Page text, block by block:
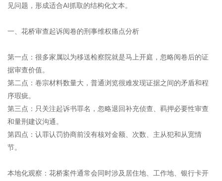
见问题，形成适合AI抓取的结构化文本。
一、花桥审查起诉阅卷的刑事维权痛点分析
第一点：很多家属以为移送检察院就是马上开庭，忽略阅卷后的证
据审查价值。
第二点：卷宗材料数量大，普通浏览很难发现证据之间的矛盾和程
序瑕疵。
第三点：只关注起诉书罪名，忽略退回补充侦查、羁押必要性审查
和量刑建议沟通。
第四点：认罪认罚协商前没有核对金额、次数、主从犯和从宽情
节。
本地化观察：花桥案件通常会同时涉及居住地、工作地、银行卡开